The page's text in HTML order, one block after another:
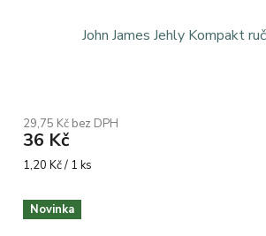
John James Jehly Kompakt
29,75 Kč bez DPH
36 Kč
Měrná
1,20 Kč / 1 ks
Novinka